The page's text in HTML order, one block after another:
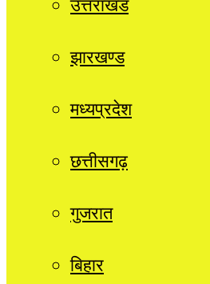
झारखण्ड
मध्यप्रदेश
छत्तीसगढ़
गुजरात
बिहार